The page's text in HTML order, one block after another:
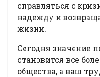
справляться с
надежду и
жизни.
Сегодня значение
становится все
общества, а ваш